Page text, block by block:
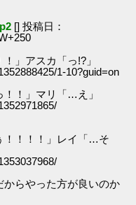
[] 投稿日：
」アスカ「っ!?」
1-10?guid=on
！」マリ「…え」
！！！！」レイ「…そ
らやった方が良いのか